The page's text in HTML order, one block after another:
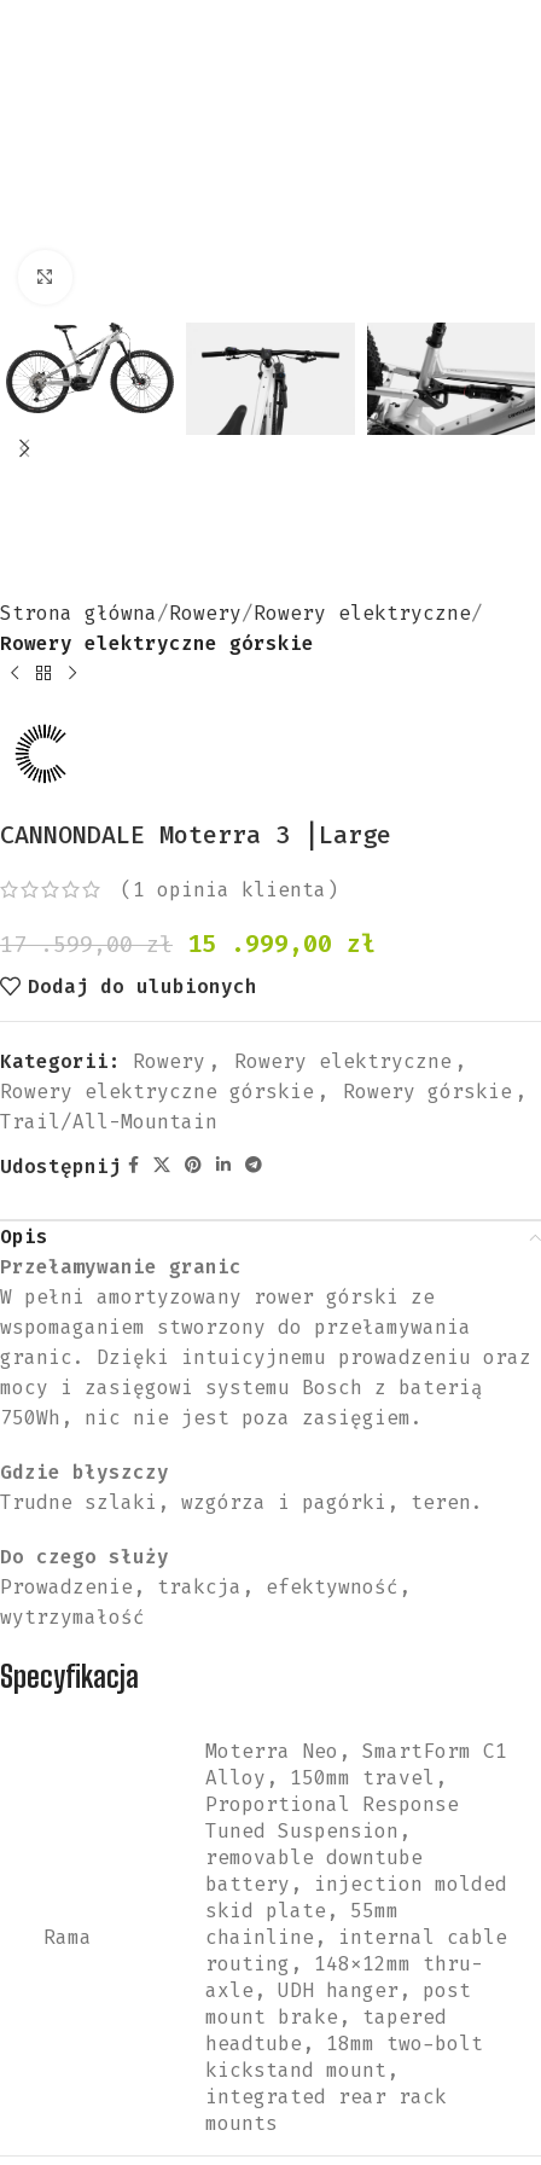
Strona główna Rowery Rowery elektryczne
Rowery elektryczne górskie
CANNONDALE Moterra 3 |Large
( 1 opinia klienta)
17 .599,00zł 15 .999,00 zł
Dodaj do ulubionych
Kategorii: Rowery , Rowery elektryczne ,
Rowery elektryczne górskie , Rowery górskie ,
Trail/All-Mountain
Udostępnij
Opis
Przełamywanie granic
W pełni amortyzowany rower górski ze
wspomaganiem stworzony do przełamywania
granic. Dzięki intuicyjnemu prowadzeniu oraz
mocy i zasięgowi systemu Bosch z baterią
750Wh, nic nie jest poza zasięgiem.
Gdzie błyszczy
Trudne szlaki, wzgórza i pagórki, teren.
Do czego służy
Prowadzenie, trakcja, efektywność,
wytrzymałość
Specyfikacja
Rama
Moterra Neo, SmartForm C1
Alloy, 150mm travel,
Proportional Response
Tuned Suspension,
removable downtube
battery, injection molded
skid plate, 55mm
chainline, internal cable
routing, 148x12mm thru-
axle, UDH hanger, post
mount brake, tapered
headtube, 18mm two-bolt
kickstand mount,
integrated rear rack
mounts